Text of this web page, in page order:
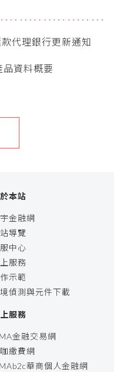
匯款代理銀行更新通知
產品資料概要
本站
金融網
導覽
中心
服務
示範
偵測與元件下載
服務
金融交易網
繳費網
華商個人金融網